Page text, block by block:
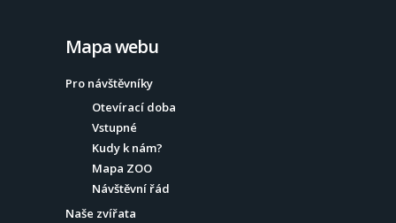
Mapa webu
Pro návštěvníky
Otevírací doba
Vstupné
Kudy k nám?
Mapa ZOO
Návštěvní řád
Naše zvířata